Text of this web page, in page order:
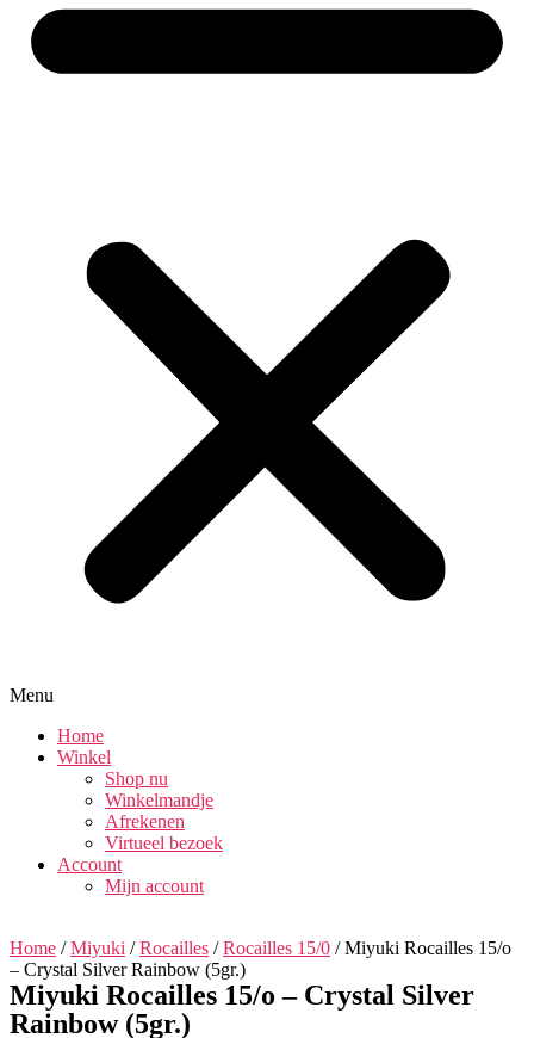
Menu
Home
Winkel
Shop nu
Winkelmandje
Afrekenen
Virtueel bezoek
Account
Mijn account
Home /Miyuki /Rocailles /Rocailles 15/0 / Miyuki Rocailles 15/o
– Crystal Silver Rainbow (5gr.)
Miyuki Rocailles 15/o – Crystal Silver
Rainbow (5gr.)